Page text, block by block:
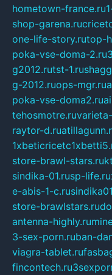
hometown-france.ru
shop-garena.ru
one-life-story.rutop-
poka-vse-doma-2.ru
g2012.rutst-1.ru
g-2012.ruops-mgr.ru
poka-vse-doma2.ru
tehosmotre.ru
raytor-d.ru
store-brawl-stars.ru
sindika-01.rusp-life.ru
e-abis-1-c.ru
store-brawlstars.ru
antenna-highly.ru
3-sex-porn.ruban-
viagra-tablet.ru
fincontech.ru